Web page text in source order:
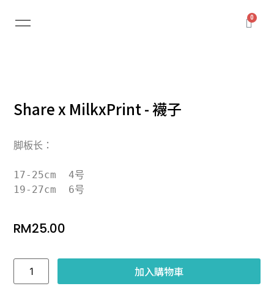
Share x MilkxPrint - 襪子
脚板长：
17-25cm  4号
⁠19-27cm  6号
RM25.00
加入購物車